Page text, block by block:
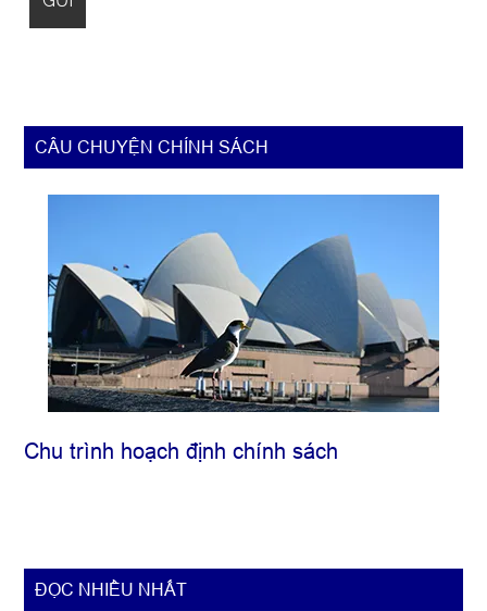
Primary
CÂU CHUYỆN CHÍNH SÁCH
Chu trình hoạch định chính sách
ĐỌC NHIỀU NHẤT